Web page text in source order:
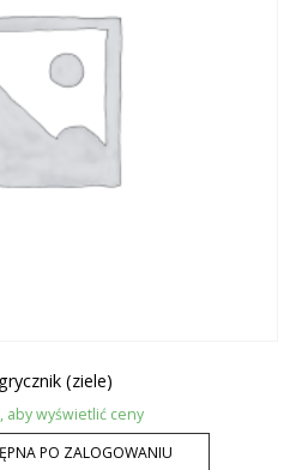
(ziele)
aby wyświetlić ceny
PO ZALOGOWANIU